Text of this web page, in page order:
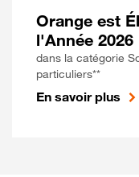
Orange est
l'Année 2026
dans la catégorie
particuliers**
En savoir plus